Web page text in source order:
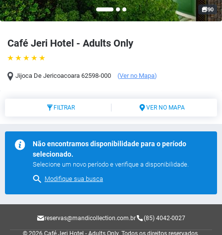
Café Jeri Hotel - Adults Only
Jijoca De Jericoacoara 62598-000 (Ver no Mapa)
90
FILTRAR VER NO MAPA
Não encontramos disponibilidade para o período
selecionado.
Selecione um novo período e verifique a disponibilidade.
Modifique sua busca
reservas@mandicollection.com.br (85) 4042-0027
© 2026 Café Jeri Hotel - Adults Only. Todos os direitos reservados.